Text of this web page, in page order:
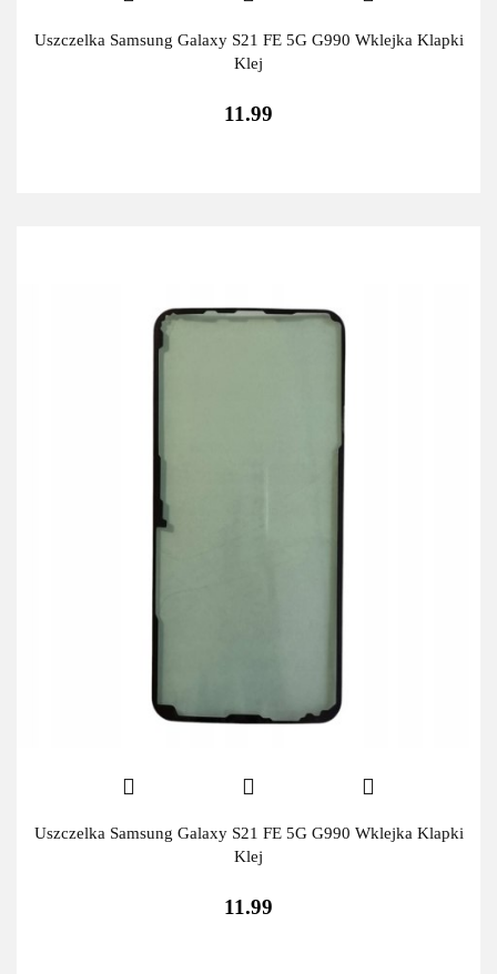
Uszczelka Samsung Galaxy S21 FE 5G G990 Wklejka Klapki
Klej
11.99
Uszczelka Samsung Galaxy S21 FE 5G G990 Wklejka Klapki
Klej
11.99